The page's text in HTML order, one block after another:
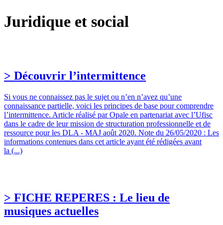
Juridique et social
> Découvrir l’intermittence
Si vous ne connaissez pas le sujet ou n’en n’avez qu’une
connaissance partielle, voici les principes de base pour comprendre
l’intermittence. Article réalisé par Opale en partenariat avec l’Ufisc
dans le cadre de leur mission de structuration professionnelle et de
ressource pour les DLA - MAJ août 2020. Note du 26/05/2020 : Les
informations contenues dans cet article ayant été rédigées avant
la (...)
> FICHE REPERES : Le lieu de
musiques actuelles